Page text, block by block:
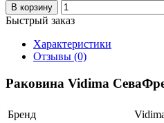
В корзину
Быстрый заказ
Характеристики
Отзывы (0)
Раковина Vidima
Бренд